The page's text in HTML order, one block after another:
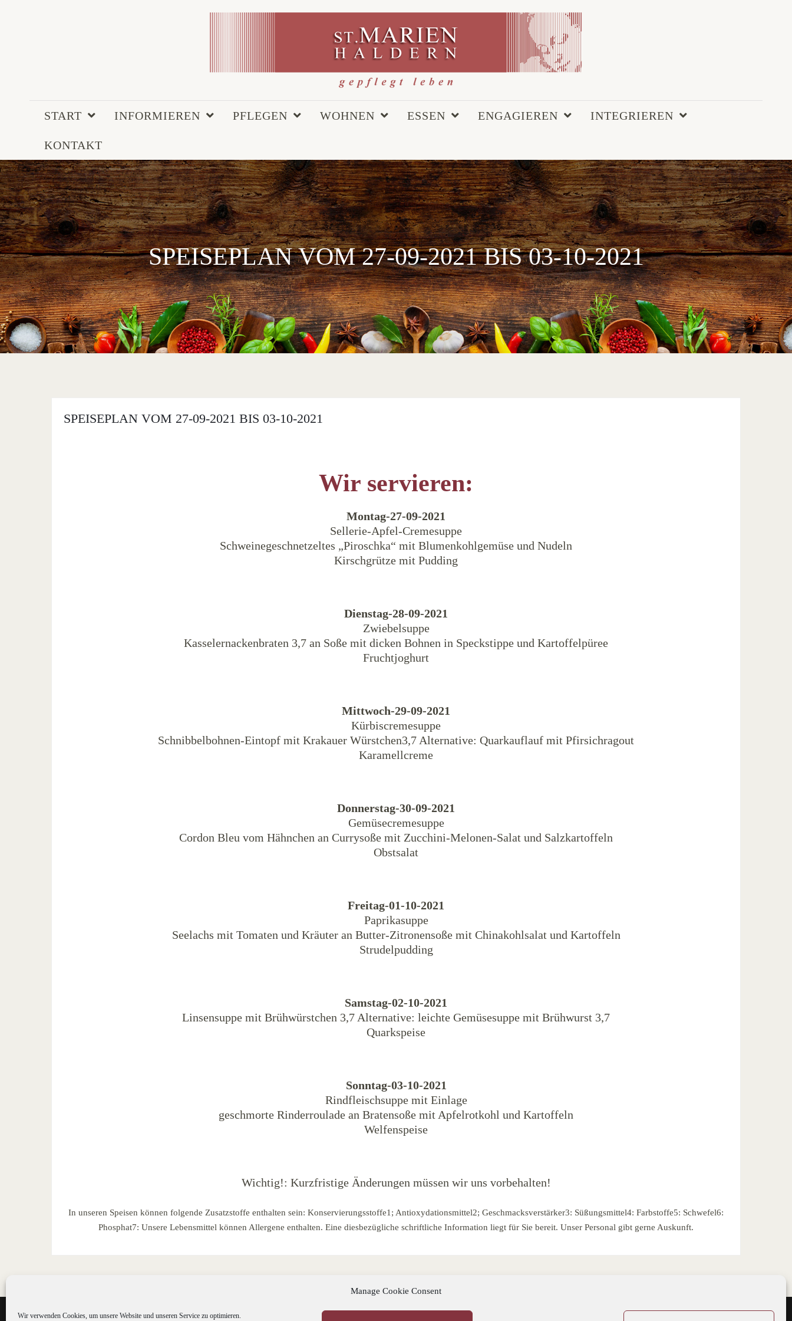
Manage Cookie Consent
Wir verwenden Cookies, um unsere Website und unseren Service zu optimieren.
START INFORMIEREN PFLEGEN WOHNEN ESSEN ENGAGIEREN INTEGRIEREN
KONTAKT
SPEISEPLAN VOM 27-09-2021 BIS 03-10-2021
SPEISEPLAN VOM 27-09-2021 BIS 03-10-2021
Wir servieren:
Montag-27-09-2021
Sellerie-Apfel-Cremesuppe
Schweinegeschnetzeltes „Piroschka“ mit Blumenkohlgemüse und Nudeln
Kirschgrütze mit Pudding
Dienstag-28-09-2021
Zwiebelsuppe
Kasselernackenbraten 3,7 an Soße mit dicken Bohnen in Speckstippe und Kartoffelpüree
Fruchtjoghurt
Mittwoch-29-09-2021
Kürbiscremesuppe
Schnibbelbohnen-Eintopf mit Krakauer Würstchen3,7 Alternative: Quarkauflauf mit Pfirsichragout
Karamellcreme
Donnerstag-30-09-2021
Gemüsecremesuppe
Cordon Bleu vom Hähnchen an Currysoße mit Zucchini-Melonen-Salat und Salzkartoffeln
Obstsalat
Freitag-01-10-2021
Paprikasuppe
Seelachs mit Tomaten und Kräuter an Butter-Zitronensoße mit Chinakohlsalat und Kartoffeln
Strudelpudding
Samstag-02-10-2021
Linsensuppe mit Brühwürstchen 3,7 Alternative: leichte Gemüsesuppe mit Brühwurst 3,7
Quarkspeise
Sonntag-03-10-2021
Rindfleischsuppe mit Einlage
geschmorte Rinderroulade an Bratensoße mit Apfelrotkohl und Kartoffeln
Welfenspeise
Wichtig!: Kurzfristige Änderungen müssen wir uns vorbehalten!
In unseren Speisen können folgende Zusatzstoffe enthalten sein: Konservierungsstoffe1; Antioxydationsmittel2; Geschmacksverstärker3: Süßungsmittel4: Farbstoffe5: Schwefel6:
Phosphat7: Unsere Lebensmittel können Allergene enthalten. Eine diesbezügliche schriftliche Information liegt für Sie bereit. Unser Personal gibt gerne Auskunft.